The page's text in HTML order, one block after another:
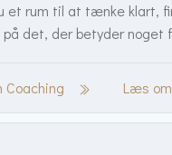
et rum til at tænke klart,
på det, der betyder noget
Coaching Læs